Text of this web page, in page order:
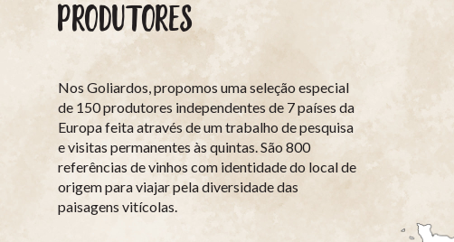
PRODUTORES
Nos Goliardos, propomos uma seleção especial
de 150 produtores independentes de 7 países da
Europa feita através de um trabalho de pesquisa
e visitas permanentes às quintas. São 800
referências de vinhos com identidade do local de
origem para viajar pela diversidade das
paisagens vitícolas.